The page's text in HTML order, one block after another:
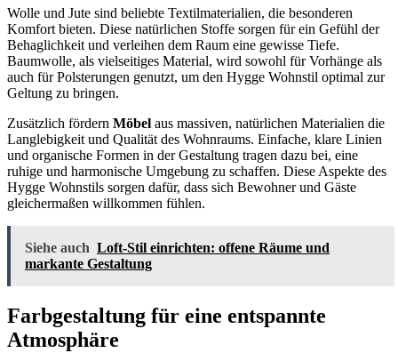
Wolle und Jute sind beliebte Textilmaterialien, die besonderen
Komfort bieten. Diese natürlichen Stoffe sorgen für ein Gefühl der
Behaglichkeit und verleihen dem Raum eine gewisse Tiefe.
Baumwolle, als vielseitiges Material, wird sowohl für Vorhänge als
auch für Polsterungen genutzt, um den Hygge Wohnstil optimal zur
Geltung zu bringen.
Zusätzlich fördern Möbel aus massiven, natürlichen Materialien die
Langlebigkeit und Qualität des Wohnraums. Einfache, klare Linien
und organische Formen in der Gestaltung tragen dazu bei, eine
ruhige und harmonische Umgebung zu schaffen. Diese Aspekte des
Hygge Wohnstils sorgen dafür, dass sich Bewohner und Gäste
gleichermaßen willkommen fühlen.
Siehe auch Loft-Stil einrichten: offene Räume und
markante Gestaltung
Farbgestaltung für eine entspannte
Atmosphäre